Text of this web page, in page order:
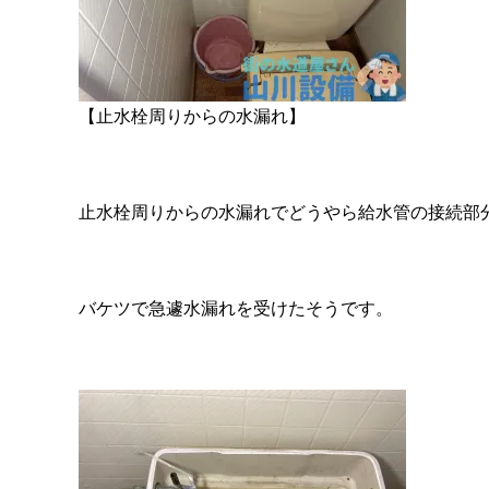
【止水栓周りからの水漏れ】
止水栓周りからの水漏れでどうやら給水管の接続部
バケツで急遽水漏れを受けたそうです。